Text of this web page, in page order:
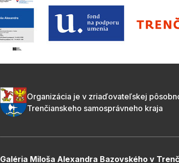
Organizácia je v zriaďovateľskej
Trenčianskeho samosprávneho kraja
Galéria Miloša Alexandra Bazovského v